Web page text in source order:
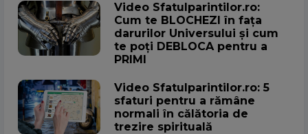
Video Sfatulparintilor.ro:
Cum te BLOCHEZI în fața
darurilor Universului și cum
te poți DEBLOCA pentru a
PRIMI
Video Sfatulparintilor.ro: 5
sfaturi pentru a rămâne
normali în călătoria de
trezire spirituală